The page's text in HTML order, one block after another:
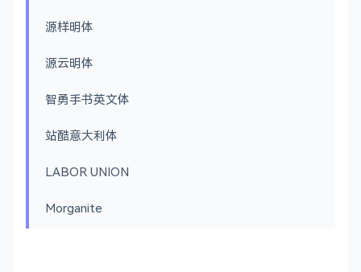
源样明体
源云明体
智勇手书英文体
站酷意大利体
LABOR UNION
Morganite